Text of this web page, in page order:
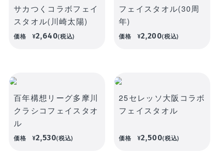
GK2nd・3rd
LIMITEDユニフォーム
バラエティ雑貨
アウトドア
ぬいぐるみ
レイングッズ
WEBショップ限定グッズ
DVD・Blu-ray
カレンダー
トレカ
後援会マイページ
DVD・Blu-
ray・書籍
応戦雑貨 Tシャツ
サカつくコラボフェイ
スタオル(川崎太陽)
価格 ¥2,640(税込)
フェイスタオル(30周
年)
価格 ¥2,200(税込)
百年構想リーグ多摩川
クラシコフェイスタオ
ル
価格 ¥2,530(税込)
25セレッソ大阪コラボ
フェイスタオル
価格 ¥2,500(税込)